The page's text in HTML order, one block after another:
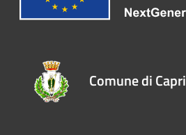
Comune di Capri